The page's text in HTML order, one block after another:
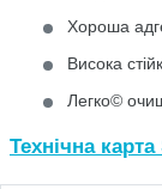
Хороша
Висока
Легко©
Технічна